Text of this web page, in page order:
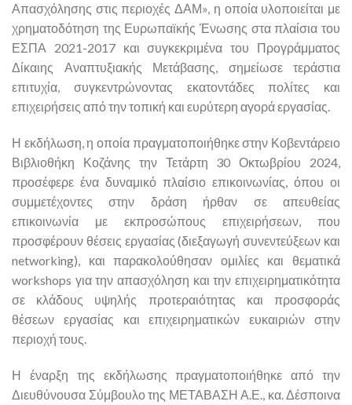
Απασχόλησης στις περιοχές ΔΑΜ», η οποία υλοποιείται με
χρηματοδότηση της Ευρωπαϊκής Ένωσης στα πλαίσια του
ΕΣΠΑ 2021-2017 και συγκεκριμένα του Προγράμματος
Δίκαιης Αναπτυξιακής Μετάβασης, σημείωσε τεράστια
επιτυχία, συγκεντρώνοντας εκατοντάδες πολίτες και
επιχειρήσεις από την τοπική και ευρύτερη αγορά εργασίας.
Η εκδήλωση, η οποία πραγματοποιήθηκε στην Κοβεντάρειο
Βιβλιοθήκη Κοζάνης την Τετάρτη 30 Οκτωβρίου 2024,
προσέφερε ένα δυναμικό πλαίσιο επικοινωνίας, όπου οι
συμμετέχοντες στην δράση ήρθαν σε απευθείας
επικοινωνία με εκπροσώπους επιχειρήσεων, που
προσφέρουν θέσεις εργασίας (διεξαγωγή συνεντεύξεων και
networking), και παρακολούθησαν ομιλίες και θεματικά
workshops για την απασχόληση και την επιχειρηματικότητα
σε κλάδους υψηλής προτεραιότητας και προσφοράς
θέσεων εργασίας και επιχειρηματικών ευκαιριών στην
περιοχή τους.
Η έναρξη της εκδήλωσης πραγματοποιήθηκε από την
Διευθύνουσα Σύμβουλο της ΜΕΤΑΒΑΣΗ Α.Ε., κα. Δέσποινα